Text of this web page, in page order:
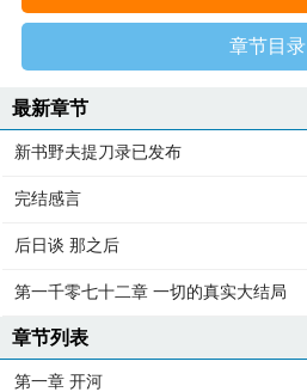
章节目录
最新章节
新书野夫提刀录已发布
完结感言
后日谈 那之后
第一千零七十二章 一切的真实大结局
章节列表
第一章 开河